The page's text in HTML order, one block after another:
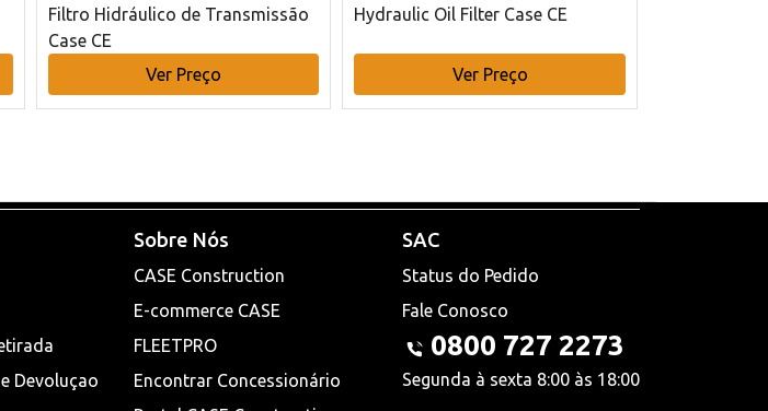
Filtro Hidráulico de Transmissão
Case CE
Ver Preço
Hydraulic Oil Filter Case CE
Ver Preço
Devoluçao
Sobre Nós
CASE Construction
E-commerce CASE
FLEETPRO
Encontrar Concessionário
SAC
Status do Pedido
Fale Conosco
0800 727 2273
Segunda à sexta 8:00 às 18:00